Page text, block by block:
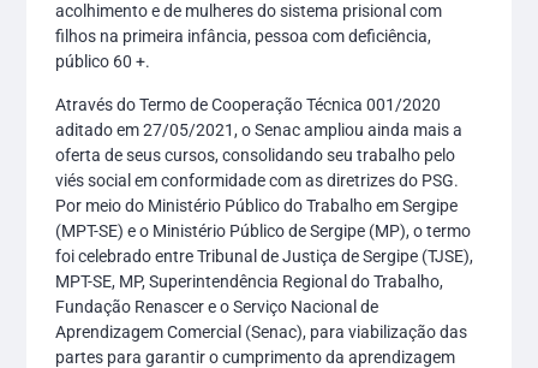
acolhimento e de mulheres do sistema prisional com
filhos na primeira infância, pessoa com deficiência,
público 60 +.
Através do Termo de Cooperação Técnica 001/2020
aditado em 27/05/2021, o Senac ampliou ainda mais a
oferta de seus cursos, consolidando seu trabalho pelo
viés social em conformidade com as diretrizes do PSG.
Por meio do Ministério Público do Trabalho em Sergipe
(MPT-SE) e o Ministério Público de Sergipe (MP), o termo
foi celebrado entre Tribunal de Justiça de Sergipe (TJSE),
MPT-SE, MP, Superintendência Regional do Trabalho,
Fundação Renascer e o Serviço Nacional de
Aprendizagem Comercial (Senac), para viabilização das
partes para garantir o cumprimento da aprendizagem